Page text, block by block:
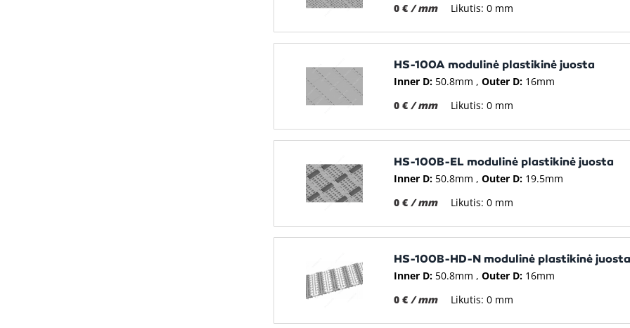
0 € / mm Likutis: 0 mm
HS-100A modulinė plastikinė juosta
Inner D: 50.8mm Outer D: 16mm
0 € / mm Likutis: 0 mm
HS-100B-EL modulinė plastikinė juosta
Inner D: 50.8mm Outer D: 19.5mm
0 € / mm Likutis: 0 mm
HS-100B-HD-N modulinė plastikinė
Inner D: 50.8mm Outer D: 16mm
0 € / mm Likutis: 0 mm